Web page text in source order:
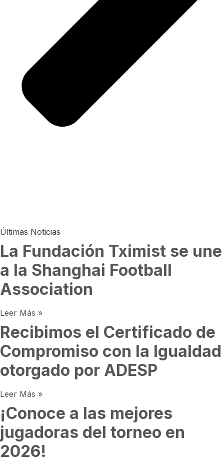
Últimas Noticias
La Fundación Tximist se une
a la Shanghai Football
Association
Leer Más »
Recibimos el Certificado de
Compromiso con la Igualdad
otorgado por ADESP
Leer Más »
¡Conoce a las mejores
jugadoras del torneo en
2026!